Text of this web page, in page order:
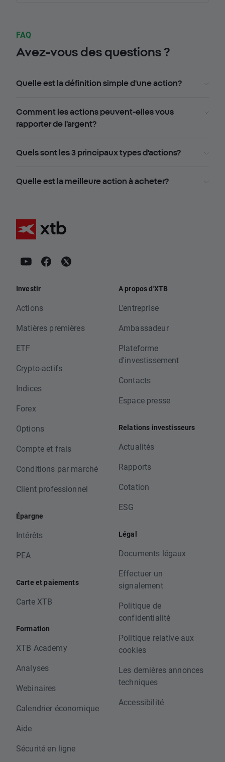
FAQ
Avez-vous des questions ?
Quelle est la définition simple d'une action?
Comment les actions peuvent-elles vous
rapporter de l'argent?
Quels sont les 3 principaux types d'actions?
Quelle est la meilleure action à acheter?
Investir
Actions
Matières premières
ETF
Crypto-actifs
Indices
Forex
Options
Compte et frais
Conditions par marché
Client professionnel
Épargne
Intérêts
PEA
Carte et paiements
Carte XTB
Formation
XTB Academy
Analyses
Webinaires
Calendrier économique
Aide
Sécurité en ligne
A propos d'XTB
L'entreprise
Ambassadeur
Plateforme
d'investissement
Contacts
Espace presse
Relations investisseurs
Actualités
Rapports
Cotation
ESG
Légal
Documents légaux
Effectuer un
signalement
Politique de
confidentialité
Politique relative aux
cookies
Les dernières annonces
techniques
Accessibilité